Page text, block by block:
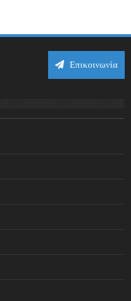
Επικοινωνία